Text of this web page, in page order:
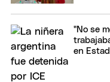
"No se
en